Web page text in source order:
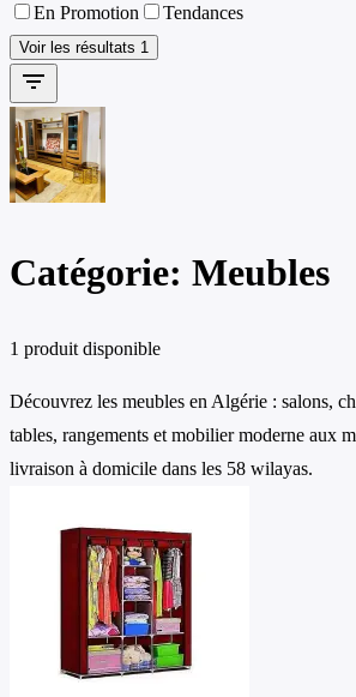
En Promotion
Tendances
Voir les résultats 1
filter_list
Catégorie: Meubles
1 produit disponible
Découvrez les meubles en Algérie : salons,
tables, rangements et mobilier moderne aux
livraison à domicile dans les 58 wilayas.